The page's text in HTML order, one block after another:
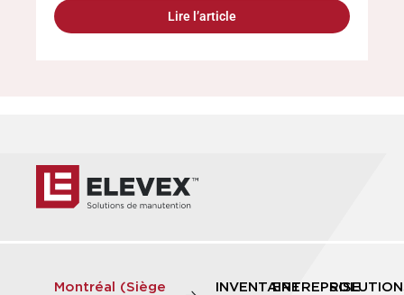
Lire l’article
Montréal (Siège
INVENTAIREENTREPRISE